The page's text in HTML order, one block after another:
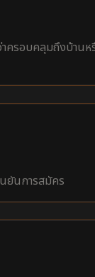
ครอบคลุมถึงบ้านห
ยันการสมัคร